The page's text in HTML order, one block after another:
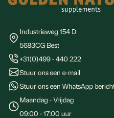
Industrieweg 154 D
5683CG Best
+31(0)499 - 440 222
Stuur ons een e-mail
Stuur ons een WhatsApp
Maandag - Vrijdag
09:00 - 17:00 uur